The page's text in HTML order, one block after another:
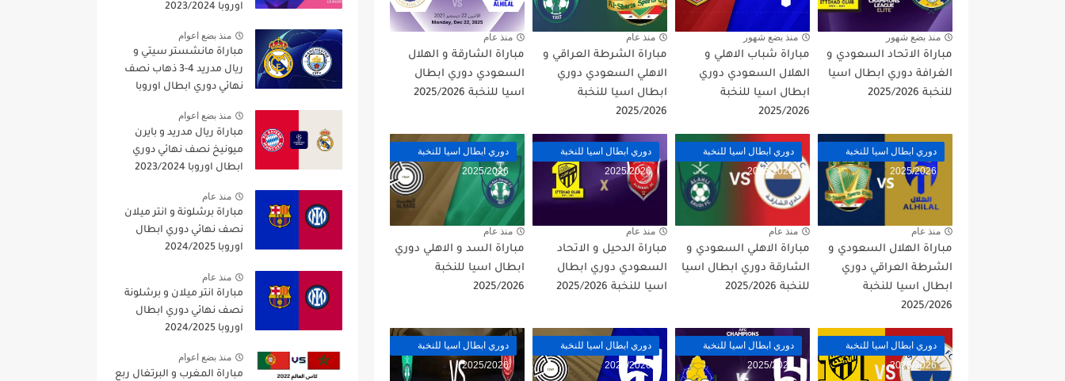
منذ بضع شهور
مباراة الاتحاد السعودي و
الغرافة دوري ابطال اسيا
للنخبة 2025/2026
منذ بضع شهور
مباراة شباب الاهلي و
الهلال السعودي دوري
ابطال اسيا للنخبة
2025/2026
منذ عام
مباراة الشرطة العراقي و
الاهلي السعودي دوري
ابطال اسيا للنخبة
2025/2026
منذ عام
مباراة الشارقة و الهلال
السعودي دوري ابطال
اسيا للنخبة 2025/2026
دوري ابطال اسيا للنخبة
2025/2026
منذ عام
مباراة الهلال السعودي و
الشرطة العراقي دوري
ابطال اسيا للنخبة
2025/2026
دوري ابطال اسيا للنخبة
2025/2026
منذ عام
مباراة الاهلي السعودي و
الشارقة دوري ابطال اسيا
للنخبة 2025/2026
دوري ابطال اسيا للنخبة
2025/2026
منذ عام
مباراة الدحيل و الاتحاد
السعودي دوري ابطال
اسيا للنخبة 2025/2026
دوري ابطال اسيا للنخبة
2025/2026
منذ عام
مباراة السد و الاهلي دوري
ابطال اسيا للنخبة
2025/2026
دوري ابطال اسيا للنخبة
2025/2026
دوري ابطال اسيا للنخبة
2025/2026
دوري ابطال اسيا للنخبة
2025/2026
دوري ابطال اسيا للنخبة
2025/2026
اوروبا 2023/2024
منذ بضع اعوام
مباراة مانشستر سيتي و
ريال مدريد 4-3 ذهاب نصف
نهائي دوري ابطال اوروبا
منذ بضع اعوام
مباراة ريال مدريد و بايرن
ميونيخ نصف نهائي دوري
ابطال اوروبا 2023/2024
منذ عام
مباراة برشلونة و انتر ميلان
نصف نهائي دوري ابطال
اوروبا 2024/2025
منذ عام
مباراة انتر ميلان و برشلونة
نصف نهائي دوري ابطال
اوروبا 2024/2025
منذ بضع اعوام
مباراة المغرب و البرتغال ربع